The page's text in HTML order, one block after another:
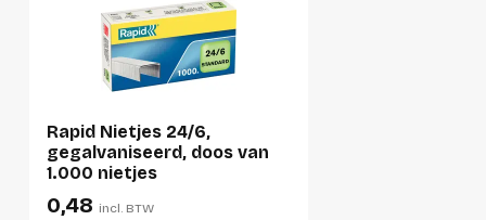
Gewicht:
1078 gram
Rapid Nietjes 24/6,
gegalvaniseerd, doos van
1.000 nietjes
0,48 incl. BTW